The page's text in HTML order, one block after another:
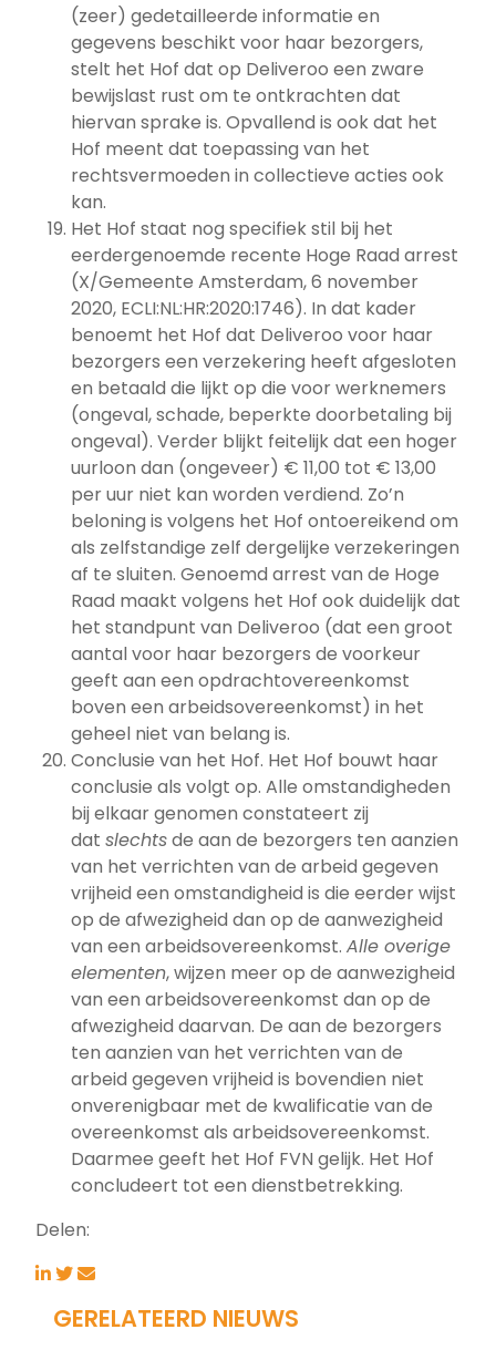
(zeer) gedetailleerde informatie en
gegevens beschikt voor haar bezorgers,
stelt het Hof dat op Deliveroo een zware
bewijslast rust om te ontkrachten dat
hiervan sprake is. Opvallend is ook dat het
Hof meent dat toepassing van het
rechtsvermoeden in collectieve acties ook
kan.
Het Hof staat nog specifiek stil bij het
eerdergenoemde recente Hoge Raad arrest
(X/Gemeente Amsterdam, 6 november
2020, ECLI:NL:HR:2020:1746). In dat kader
benoemt het Hof dat Deliveroo voor haar
bezorgers een verzekering heeft afgesloten
en betaald die lijkt op die voor werknemers
(ongeval, schade, beperkte doorbetaling bij
ongeval). Verder blijkt feitelijk dat een hoger
uurloon dan (ongeveer) € 11,00 tot € 13,00
per uur niet kan worden verdiend. Zo’n
beloning is volgens het Hof ontoereikend om
als zelfstandige zelf dergelijke verzekeringen
af te sluiten. Genoemd arrest van de Hoge
Raad maakt volgens het Hof ook duidelijk dat
het standpunt van Deliveroo (dat een groot
aantal voor haar bezorgers de voorkeur
geeft aan een opdrachtovereenkomst
boven een arbeidsovereenkomst) in het
geheel niet van belang is.
Conclusie van het Hof. Het Hof bouwt haar
conclusie als volgt op. Alle omstandigheden
bij elkaar genomen constateert zij
dat slechtsde aan de bezorgers ten aanzien
van het verrichten van de arbeid gegeven
vrijheid een omstandigheid is die eerder wijst
op de afwezigheid dan op de aanwezigheid
van een arbeidsovereenkomst. Alle overige
elementen, wijzen meer op de aanwezigheid
van een arbeidsovereenkomst dan op de
afwezigheid daarvan. De aan de bezorgers
ten aanzien van het verrichten van de
arbeid gegeven vrijheid is bovendien niet
onverenigbaar met de kwalificatie van de
overeenkomst als arbeidsovereenkomst.
Daarmee geeft het Hof FVN gelijk. Het Hof
concludeert tot een dienstbetrekking.
Delen:
GERELATEERD NIEUWS